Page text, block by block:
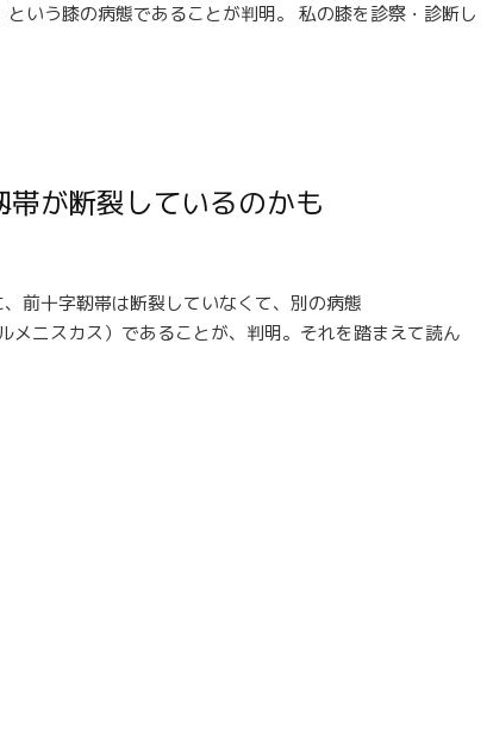
いう膝の病態であることが判明。 私の膝を診察・診断し
が断裂しているのかも
前十字靭帯は断裂していなくて、別の病態
メニスカス）であることが、判明。それを踏まえて読ん